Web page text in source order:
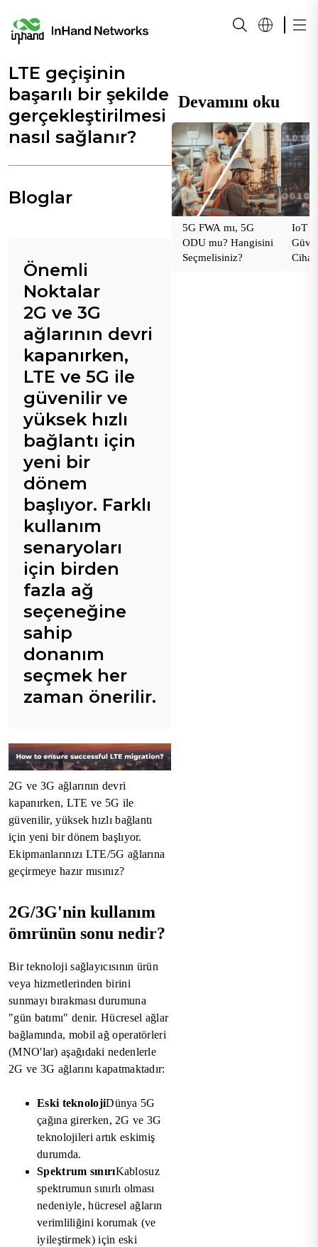
LTE geçişinin
başarılı bir şekilde
gerçekleştirilmesi
nasıl sağlanır?
Bloglar
Önemli
Noktalar
2G ve 3G
ağlarının devri
kapanırken,
LTE ve 5G ile
güvenilir ve
yüksek hızlı
bağlantı için
yeni bir
dönem
başlıyor. Farklı
kullanım
senaryoları
için birden
fazla ağ
seçeneğine
sahip
donanım
seçmek her
zaman önerilir.
2G ve 3G ağlarının devri
kapanırken, LTE ve 5G ile
güvenilir, yüksek hızlı bağlantı
için yeni bir dönem başlıyor.
Ekipmanlarınızı LTE/5G ağlarına
geçirmeye hazır mısınız?
2G/3G'nin kullanım
ömrünün sonu nedir?
Bir teknoloji sağlayıcısının ürün
veya hizmetlerinden birini
sunmayı bırakması durumuna
"gün batımı" denir. Hücresel ağlar
bağlamında, mobil ağ operatörleri
(MNO'lar) aşağıdaki nedenlerle
2G ve 3G ağlarını kapatmaktadır:
Eski teknolojiDünya 5G
çağına girerken, 2G ve 3G
teknolojileri artık eskimiş
durumda.
Spektrum sınırıKablosuz
spektrumun sınırlı olması
nedeniyle, hücresel ağların
verimliliğini korumak (ve
iyileştirmek) için eski
Devamını oku
5G FWA mı, 5G
ODU mu? Hangisini
Seçmelisiniz?
IoT